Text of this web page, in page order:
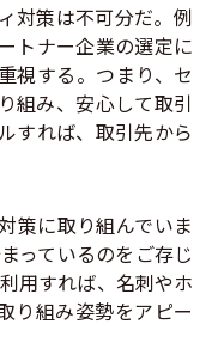
対策は不可分だ。例
トナー企業の選定に
視する。つまり、セ
組み、安心して取引
すれば、取引先から
策に取り組んでいま
っているのをご存じ
用すれば、名刺やホ
り組み姿勢をアピー